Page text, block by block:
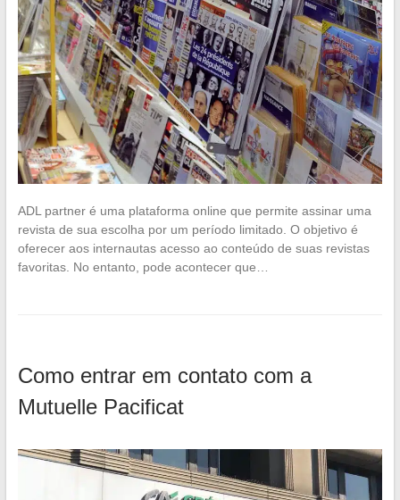
ADL partner é uma plataforma online que permite assinar uma
revista de sua escolha por um período limitado. O objetivo é
oferecer aos internautas acesso ao conteúdo de suas revistas
favoritas. No entanto, pode acontecer que…
Como entrar em contato com a
Mutuelle Pacificat